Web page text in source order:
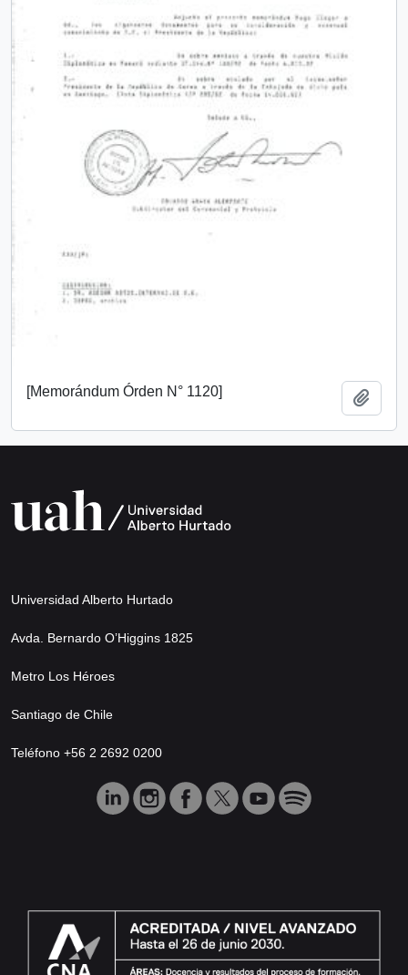
[Memorándum Órden N° 1120]
Universidad Alberto Hurtado
Avda. Bernardo O’Higgins 1825
Metro Los Héroes
Santiago de Chile
Teléfono +56 2 2692 0200